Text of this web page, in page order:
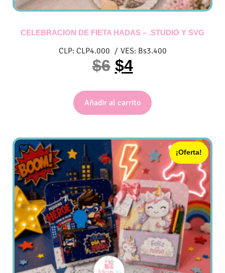
CELEBRACION DE FIETA HADAS – .STUDIO Y SVG
CLP: CLP4.000 / VES: Bs3.400
$6 $4
Añadir al carrito
¡Oferta!